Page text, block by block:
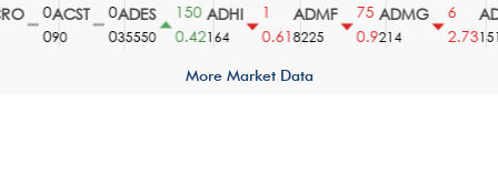
ACST
90
ADES
35550
150
0.42
ADHI
164
0.61
ADMF
8225
75
0.9
ADMG
214
2.731510
More Market Data